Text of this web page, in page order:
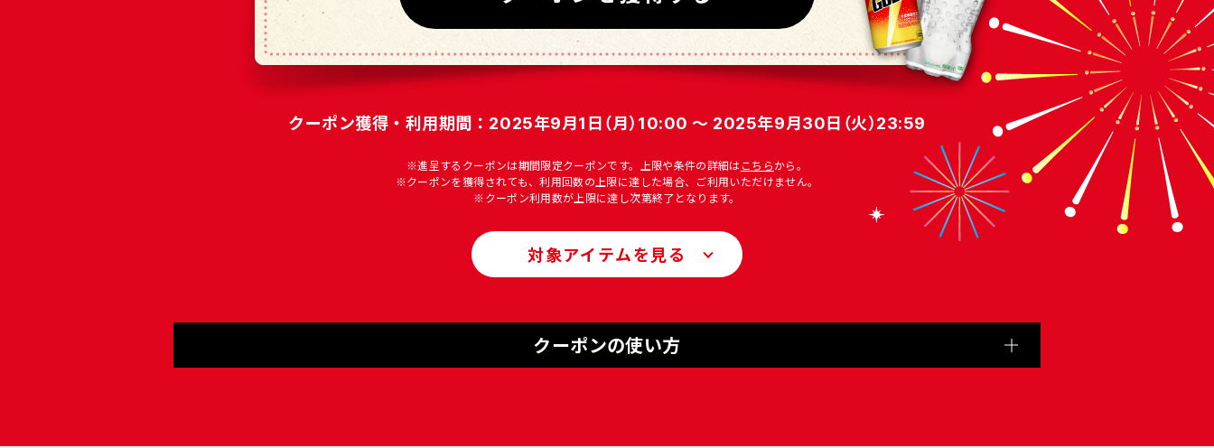
クーポン獲得・利用期間：2025年9月1日（月）10:00 ～ 2025年9月30日（火）23:59
※進呈するクーポンは期間限定クーポンです。上限や条件の詳細はこちらから。
※クーポンを獲得されても、利用回数の上限に達した場合、ご利用いただけません。
※クーポン利用数が上限に達し次第終了となります。
対象アイテムを見る
クーポンの使い方